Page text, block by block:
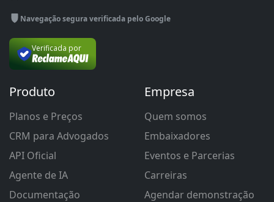
Navegação segura verificada pelo Google
Verificada por
Produto
Planos e Preços
CRM para Advogados
API Oficial
Agente de IA
Documentação
Empresa
Quem somos
Embaixadores
Eventos e Parcerias
Carreiras
Agendar demonstração